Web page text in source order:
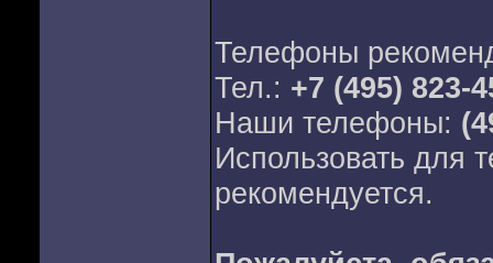
Телефоны
Тел.: +7 (495) 823-
Наши телефоны:
Использовать для
рекомендуется.